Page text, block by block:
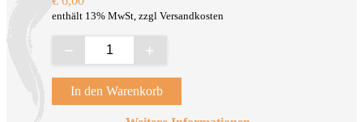
enthält 13% MwSt, zzgl Versandkosten
− +
In den Warenkorb